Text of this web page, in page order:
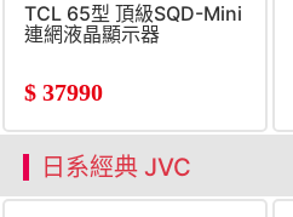
TCL 65型 頂級SQD-Mini
連網液晶顯示器
$ 37990
日系經典 JVC